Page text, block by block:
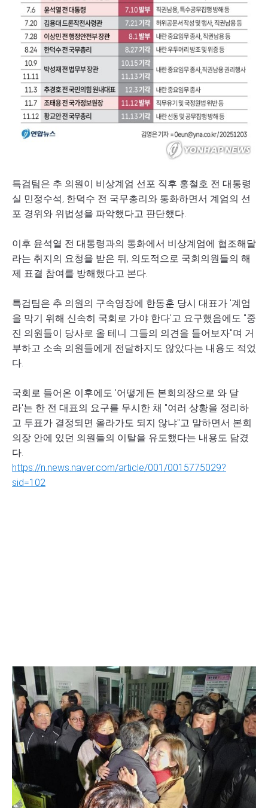
특검팀은 추 의원이 비상계엄 선포 직후 홍철호 전 대통령
실 민정수석, 한덕수 전 국무총리와 통화하면서 계엄의 선
포 경위와 위법성을 파악했다고 판단했다.
이후 윤석열 전 대통령과의 통화에서 비상계엄에 협조해달
라는 취지의 요청을 받은 뒤, 의도적으로 국회의원들의 해
제 표결 참여를 방해했다고 본다.
특검팀은 추 의원의 구속영장에 한동훈 당시 대표가 '계엄
을 막기 위해 신속히 국회로 가야 한다'고 요구했음에도 "중
진 의원들이 당사로 올 테니 그들의 의견을 들어보자"며 거
부하고 소속 의원들에게 전달하지도 않았다는 내용도 적었
다.
국회로 들어온 이후에도 '어떻게든 본회의장으로 와 달
라'는 한 전 대표의 요구를 무시한 채 "여러 상황을 정리하
고 투표가 결정되면 올라가도 되지 않냐"고 말하면서 본회
의장 안에 있던 의원들의 이탈을 유도했다는 내용도 담겼
다.
https://n.news.naver.com/article/001/0015775029?
sid=102